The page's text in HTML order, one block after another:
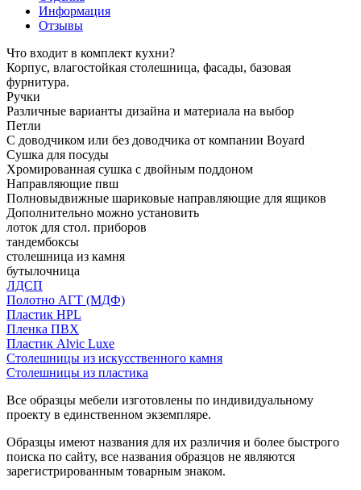
Информация
Отзывы
Что входит в комплект кухни?
Корпус, влагостойкая столешница, фасады, базовая
фурнитура.
Ручки
Различные варианты дизайна и материала на выбор
Петли
С доводчиком или без доводчика от компании Boyard
Сушка для посуды
Хромированная сушка с двойным поддоном
Направляющие пвш
Полновыдвижные шариковые направляющие для ящиков
Дополнительно можно установить
лоток для стол. приборов
тандембоксы
столешница из камня
бутылочница
ЛДСП
Полотно АГТ (МДФ)
Пластик HPL
Пленка ПВХ
Пластик Alvic Luxe
Столешницы из искусственного камня
Столешницы из пластика
Все образцы мебели изготовлены по индивидуальному
проекту в единственном экземпляре.
Образцы имеют названия для их различия и более быстрого
поиска по сайту, все названия образцов не являются
зарегистрированным товарным знаком.